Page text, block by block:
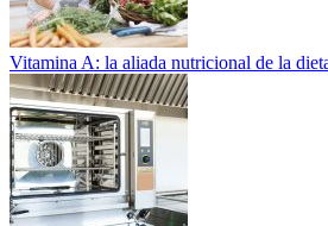
Vitamina A: la aliada nutricional de la